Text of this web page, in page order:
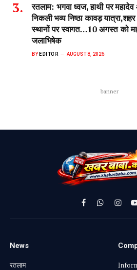
रतलाम: भगवा ध्वज, हाथी पर
निकली भव्य निष्ठा कावड़
स्थानों पर स्वागत…10 अगस्त को
जलाभिषेक
BY EDITOR AUGUST 8, 2026
banner
FacebookWhatsApp
News
रतलाम